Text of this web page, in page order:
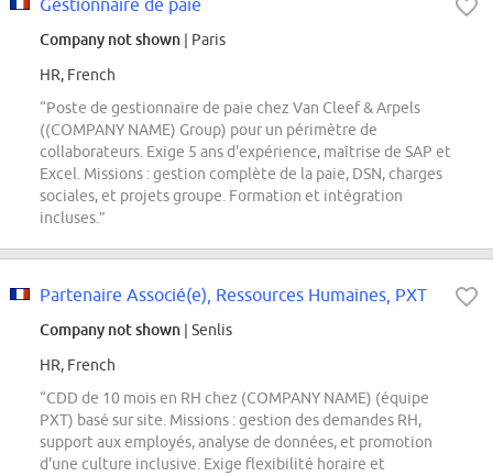
Gestionnaire de paie
Company not shown | Paris
HR, French
“Poste de gestionnaire de paie chez Van Cleef & Arpels
((COMPANY NAME) Group) pour un périmètre de
collaborateurs. Exige 5 ans d'expérience, maîtrise de SAP et
Excel. Missions : gestion complète de la paie, DSN, charges
sociales, et projets groupe. Formation et intégration
incluses.”
Partenaire Associé(e), Ressources Humaines, PXT
Company not shown | Senlis
HR, French
“CDD de 10 mois en RH chez (COMPANY NAME) (équipe
PXT) basé sur site. Missions : gestion des demandes RH,
support aux employés, analyse de données, et promotion
d'une culture inclusive. Exige flexibilité horaire et